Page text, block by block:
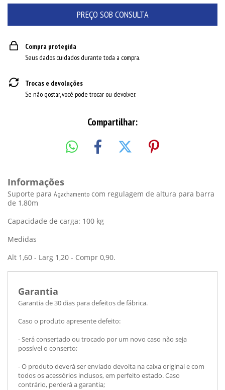
Compra protegida
Seus dados cuidados durante toda a compra.
Trocas e devoluções
Se não gostar, você pode trocar ou devolver.
Compartilhar:
Informações
Suporte para Agachamento com regulagem de altura para barra
de 1,80m
Capacidade de carga: 100 kg
Medidas
Alt 1,60 - Larg 1,20 - Compr 0,90.
Garantia
Garantia de 30 dias para defeitos de fábrica.
Caso o produto apresente defeito:
- Será consertado ou trocado por um novo caso não seja
possível o conserto;
- O produto deverá ser enviado devolta na caixa original e com
todos os acessórios inclusos, em perfeito estado. Caso
contrário, perderá a garantia;